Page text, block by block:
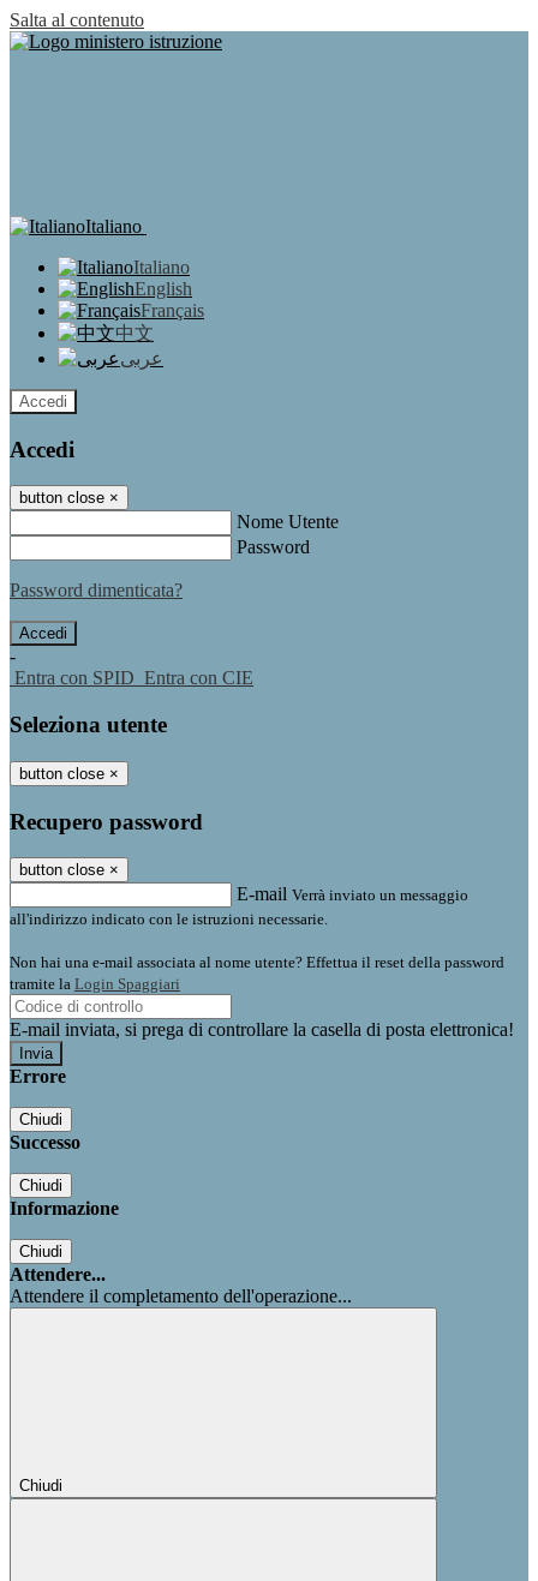
Salta al contenuto
Italiano
Italiano
English
Français
中文
عربى
Accedi
Accedi
button close ×
Nome Utente
Password
Password dimenticata?
-
Entra con SPID Entra con CIE
Seleziona utente
button close ×
Recupero password
button close ×
E-mail Verrà inviato un messaggio
all'indirizzo indicato con le istruzioni necessarie.
Non hai una e-mail associata al nome utente? Effettua il reset della password
tramite la Login Spaggiari
E-mail inviata, si prega di controllare la casella di posta elettronica!
Errore
Chiudi
Successo
Chiudi
Informazione
Chiudi
Attendere...
Attendere il completamento dell'operazione...
Chiudi